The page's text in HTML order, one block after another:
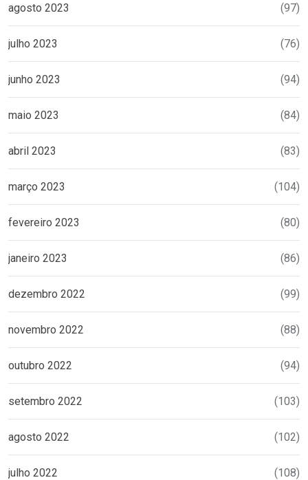
agosto 2023 (97)
julho 2023 (76)
junho 2023 (94)
maio 2023 (84)
abril 2023 (83)
março 2023 (104)
fevereiro 2023 (80)
janeiro 2023 (86)
dezembro 2022 (99)
novembro 2022 (88)
outubro 2022 (94)
setembro 2022 (103)
agosto 2022 (102)
julho 2022 (108)